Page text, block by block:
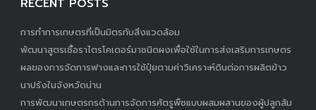
RECENT POSTS
การทำการเกษตรที่เป็นมิตรกับสิ่งแวดล้อม
พัฒนาสูตรเชื้อราไตรโคเดอร์มาชนิดผงเพื่อใช้ในการส่งเสริมการเกษตร
ผลของการจัดการฟางและการใช้ปุ๋ยตามค่าวิเคราะห์ดินต่อการผลิตข้าว
นาปรังในจังหวัดน่าน
การพัฒนาเกษตรกรด้านการจัดการศัตรูพืชแบบผสมผสานของผู้ปลูกส้ม